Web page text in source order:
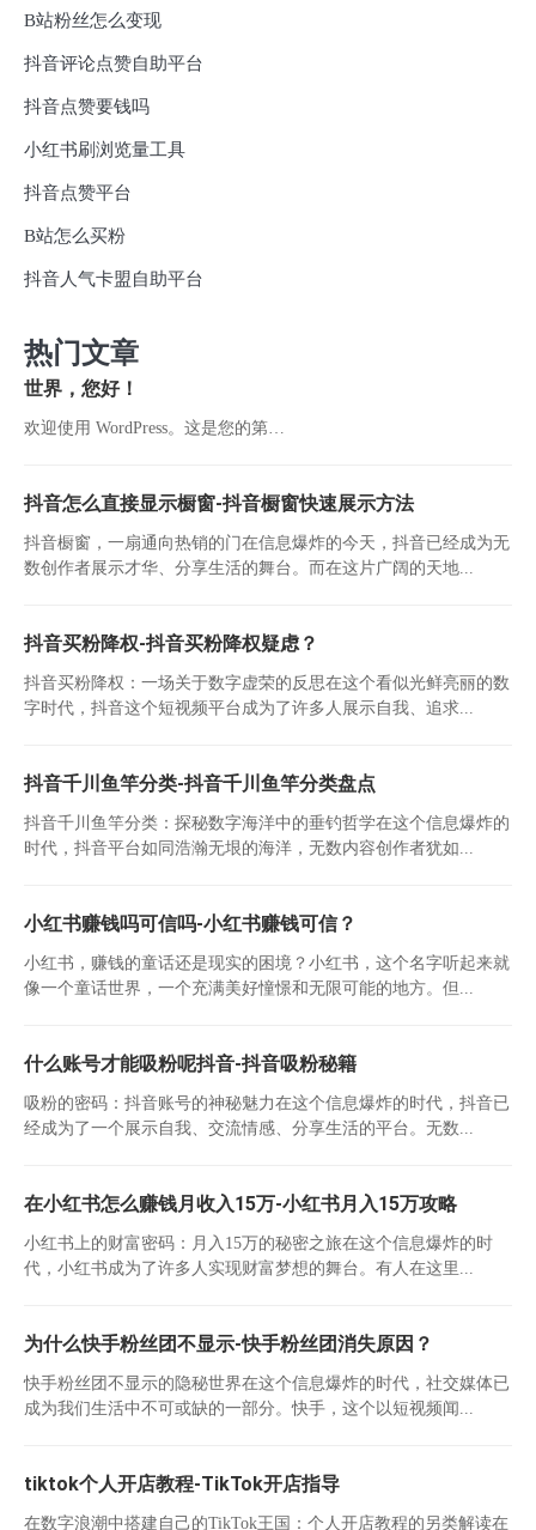
B站粉丝怎么变现
抖音评论点赞自助平台
抖音点赞要钱吗
小红书刷浏览量工具
抖音点赞平台
B站怎么买粉
抖音人气卡盟自助平台
热门文章
世界，您好！
欢迎使用 WordPress。这是您的第…
抖音怎么直接显示橱窗-抖音橱窗快速展示方法
抖音橱窗，一扇通向热销的门在信息爆炸的今天，抖音已经成为无
数创作者展示才华、分享生活的舞台。而在这片广阔的天地...
抖音买粉降权-抖音买粉降权疑虑？
抖音买粉降权：一场关于数字虚荣的反思在这个看似光鲜亮丽的数
字时代，抖音这个短视频平台成为了许多人展示自我、追求...
抖音千川鱼竿分类-抖音千川鱼竿分类盘点
抖音千川鱼竿分类：探秘数字海洋中的垂钓哲学在这个信息爆炸的
时代，抖音平台如同浩瀚无垠的海洋，无数内容创作者犹如...
小红书赚钱吗可信吗-小红书赚钱可信？
小红书，赚钱的童话还是现实的困境？小红书，这个名字听起来就
像一个童话世界，一个充满美好憧憬和无限可能的地方。但...
什么账号才能吸粉呢抖音-抖音吸粉秘籍
吸粉的密码：抖音账号的神秘魅力在这个信息爆炸的时代，抖音已
经成为了一个展示自我、交流情感、分享生活的平台。无数...
在小红书怎么赚钱月收入15万-小红书月入15万攻略
小红书上的财富密码：月入15万的秘密之旅在这个信息爆炸的时
代，小红书成为了许多人实现财富梦想的舞台。有人在这里...
为什么快手粉丝团不显示-快手粉丝团消失原因？
快手粉丝团不显示的隐秘世界在这个信息爆炸的时代，社交媒体已
成为我们生活中不可或缺的一部分。快手，这个以短视频闻...
tiktok个人开店教程-TikTok开店指导
在数字浪潮中搭建自己的TikTok王国：个人开店教程的另类解读在